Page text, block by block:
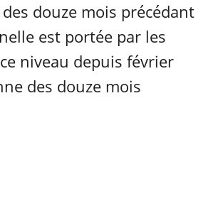
douze mois précédant
est portée par les
niveau depuis février
des douze mois